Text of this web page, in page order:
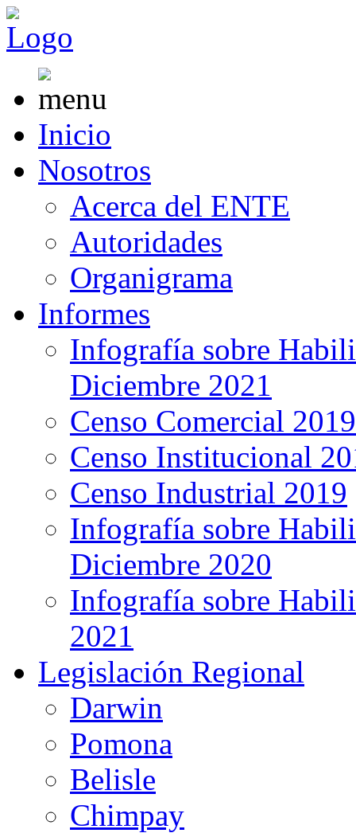
Inicio
Nosotros
Acerca del ENTE
Autoridades
Organigrama
Informes
Infografía sobre
Diciembre 2021
Censo Comercial 2019
Censo Institucional
Censo Industrial 2019
Infografía sobre
Diciembre 2020
Infografía sobre
2021
Legislación Regional
Darwin
Pomona
Belisle
Chimpay